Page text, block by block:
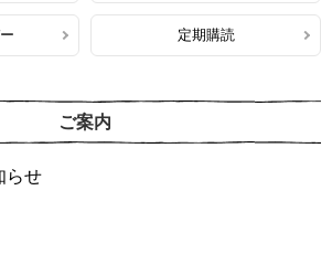
定期購読
ご案内
らせ